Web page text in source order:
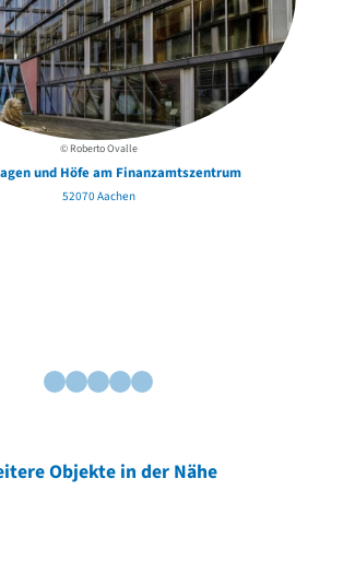
© Roberto Ovalle
und Höfe am Finanzamtszentrum
52070 Aachen
Objekte in der Nähe